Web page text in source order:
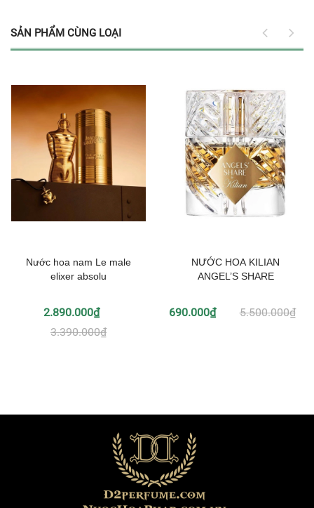
SẢN PHẨM CÙNG LOẠI
Nước hoa nam Le male
elixer absolu
2.890.000₫
3.390.000₫
NƯỚC HOA KILIAN
ANGEL’S SHARE
690.000₫ 5.500.000₫